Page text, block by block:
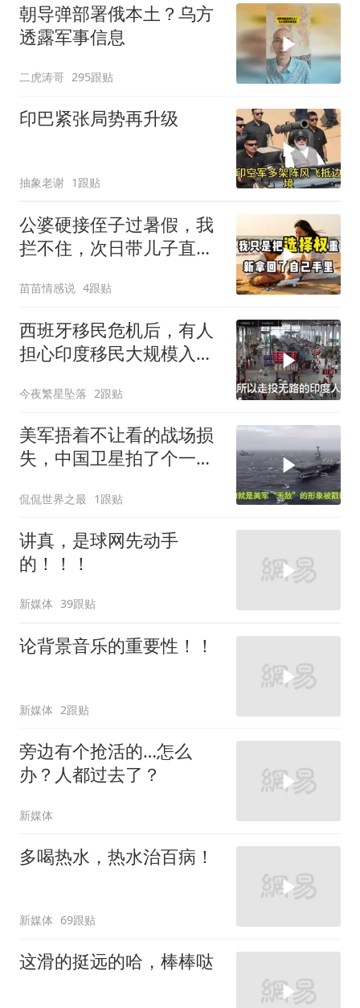
朝导弹部署俄本土？乌方
透露军事信息
二虎涛哥 295跟贴
印巴紧张局势再升级
抽象老谢 1跟贴
公婆硬接侄子过暑假，我
拦不住，次日带儿子直飞
苗苗情感说 4跟贴
西班牙移民危机后，有人
担心印度移民大规模入侵
今夜繁星坠落 2跟贴
美军捂着不让看的战场损
失，中国卫星拍了个一清
侃侃世界之最 1跟贴
讲真，是球网先动手
的！！！
新媒体 39跟贴
论背景音乐的重要性！！
新媒体 2跟贴
旁边有个抢活的…怎么
办？人都过去了？
新媒体
多喝热水，热水治百病！
新媒体 69跟贴
这滑的挺远的哈，棒棒哒